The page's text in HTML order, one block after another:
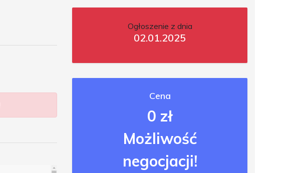
Ogłoszenie z dnia
02.01.2025
Cena
0 zł
Możliwość
negocjacji!